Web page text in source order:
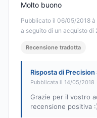
Pubblicato il 06/05/2018 à
a seguito di un acquisto di
Molto buono
Recensione tradotta
Risposta di Precision
Pubblicata il 14/05/2018
Grazie per il vostro
recensione positiva